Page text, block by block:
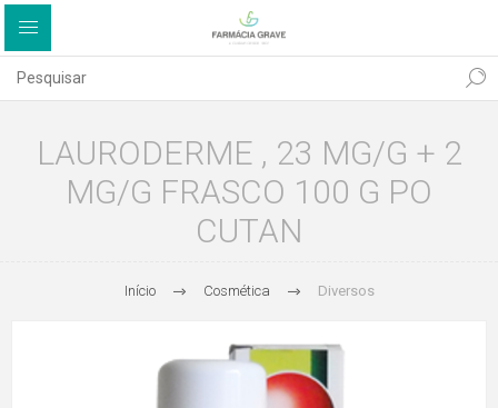
LAURODERME , 23 MG/G + 2
MG/G FRASCO 100 G PO
CUTAN
Início Cosmética Diversos